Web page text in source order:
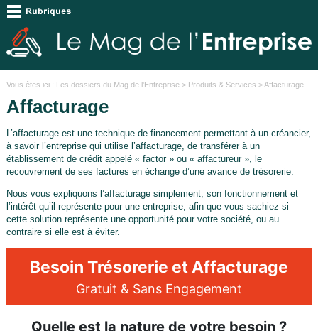
Vous êtes ici : Les dossiers du Mag de l'Entreprise> Produits & Services > Affacturage
Affacturage
L’affacturage est une technique de financement permettant à un créancier,
à savoir l’entreprise qui utilise l’affacturage, de transférer à un
établissement de crédit appelé « factor » ou « affactureur », le
recouvrement de ses factures en échange d’une avance de trésorerie.
Nous vous expliquons l’affacturage simplement, son fonctionnement et
l’intérêt qu’il représente pour une entreprise, afin que vous sachiez si
cette solution représente une opportunité pour votre société, ou au
contraire si elle est à éviter.